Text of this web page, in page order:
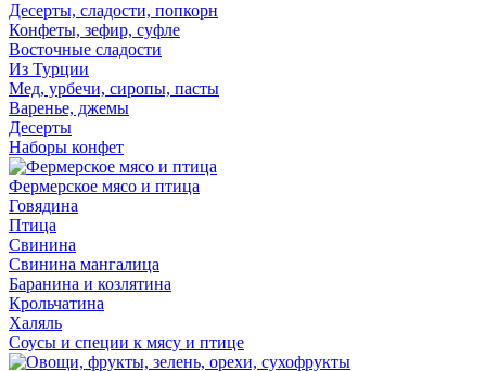
Десерты, сладости, попкорн
Конфеты, зефир, суфле
Восточные сладости
Из Турции
Мед, урбечи, сиропы, пасты
Варенье, джемы
Десерты
Наборы конфет
Фермерское мясо и птица
Говядина
Птица
Свинина
Свинина мангалица
Баранина и козлятина
Крольчатина
Халяль
Соусы и специи к мясу и птице